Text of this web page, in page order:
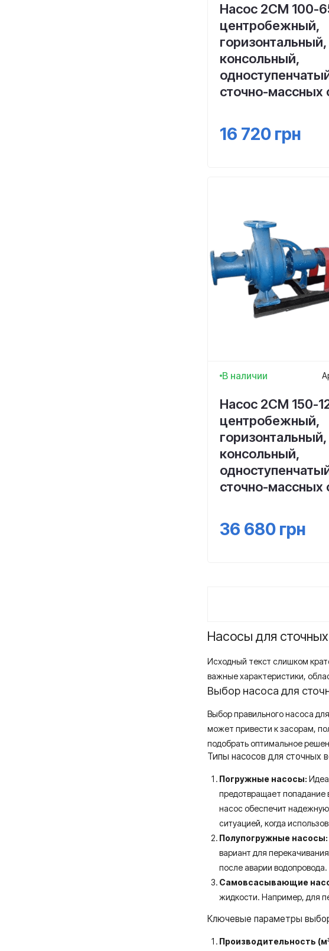
Насос 2СМ 100-
центробежный,
горизонтальный,
консольный,
сточно-массных
16 720 грн
В наличии
Насос 2СМ 150-
центробежный,
горизонтальный,
консольный,
сточно-массных
36 680 грн
Насосы для
Исходный текст слишком
важные характеристики,
Выбор насоса для
Выбор правильного насоса
может привести к засорам,
подобрать оптимальное
Типы насосов для сточных
Погружные насосы:
предотвращает попадание
насос обеспечит надежную
ситуацией, когда
Полупогружные насосы:
вариант для
после аварии водопровода.
Самовсасывающие
жидкости. Например, для
Ключевые параметры
Производительность